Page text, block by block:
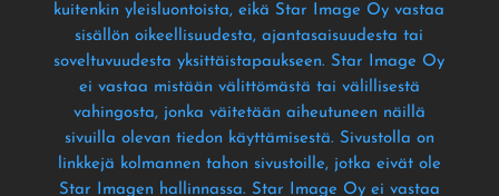
kuitenkin yleisluontoista, eikä Star Image Oy vastaa
sisällön oikeellisuudesta, ajantasaisuudesta tai
soveltuvuudesta yksittäistapaukseen. Star Image Oy
ei vastaa mistään välittömästä tai välillisestä
vahingosta, jonka väitetään aiheutuneen näillä
sivuilla olevan tiedon käyttämisestä. Sivustolla on
linkkejä kolmannen tahon sivustoille, jotka eivät ole
Star Imagen hallinnassa. Star Image Oy ei vastaa